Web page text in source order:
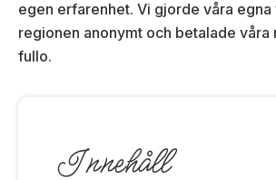
egen erfarenhet. Vi gjorde våra
regionen anonymt och betalade våra
fullo.
Innehåll